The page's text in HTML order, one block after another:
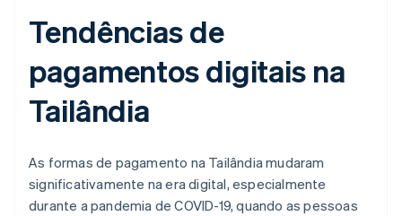
Tendências de
pagamentos digitais na
Tailândia
As formas de pagamento na Tailândia mudaram
significativamente na era digital, especialmente
durante a pandemia de COVID-19, quando as pessoas